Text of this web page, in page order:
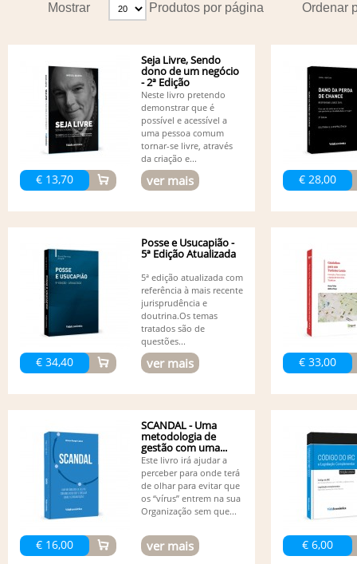
Ordenar
Mostrar Produtos por página
€ 13,70
Seja Livre, Sendo
dono de um negócio
- 2ª Edição
Neste livro pretendo
demonstrar que é
possível e acessível a
uma pessoa comum
tornar-se livre, através
da criação e...
ver mais € 28,00
€ 34,40
Posse e Usucapião -
5ª Edição Atualizada
5ª edição atualizada com
referência à mais recente
jurisprudência e
doutrina.Os temas
tratados são de
questões...
ver mais € 33,00
€ 16,00
SCANDAL - Uma
metodologia de
gestão com uma...
Este livro irá ajudar a
perceber para onde terá
de olhar para evitar que
os “vírus” entrem na sua
Organização sem que...
ver mais € 6,00